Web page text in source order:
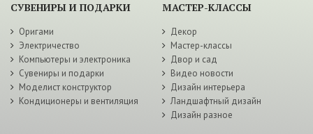
СУВЕНИРЫ И ПОДАРКИ
Оригами
Электричество
Компьютеры и электроника
Сувениры и подарки
Моделист конструктор
Кондиционеры и вентиляция
МАСТЕР-КЛАССЫ
Декор
Мастер-классы
Двор и сад
Видео новости
Дизайн интерьера
Ландшафтный дизайн
Дизайн разное